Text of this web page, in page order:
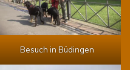
Besuch in Büdingen